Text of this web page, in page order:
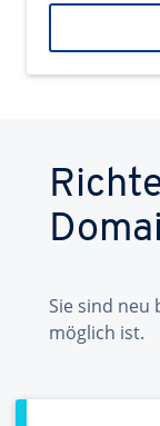
Sie sind neu
möglich ist.